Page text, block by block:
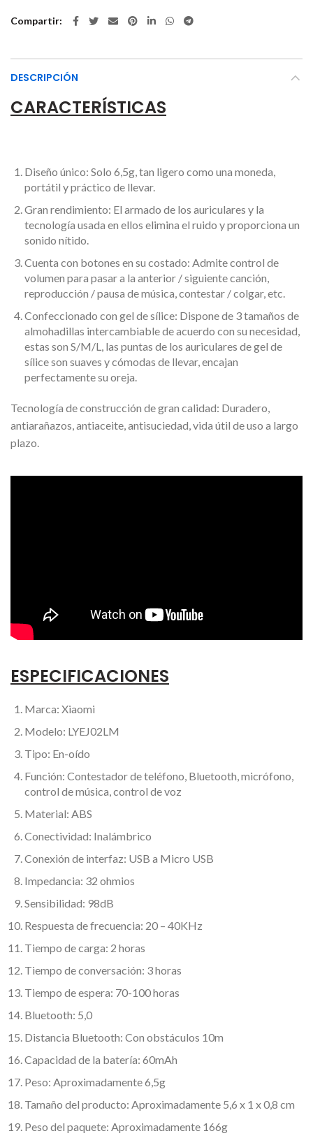
Compartir
DESCRIPCIÓN
CARACTERÍSTICAS
Diseño único: Solo 6,5g, tan ligero como una moneda,
portátil y práctico de llevar.
Gran rendimiento: El armado de los auriculares y la
tecnología usada en ellos elimina el ruido y proporciona un
sonido nítido.
Cuenta con botones en su costado: Admite control de
volumen para pasar a la anterior / siguiente canción,
reproducción / pausa de música, contestar / colgar, etc.
Confeccionado con gel de sílice: Dispone de 3 tamaños de
almohadillas intercambiable de acuerdo con su necesidad,
estas son S/M/L, las puntas de los auriculares de gel de
sílice son suaves y cómodas de llevar, encajan
perfectamente su oreja.
Tecnología de construcción de gran calidad: Duradero,
antiarañazos, antiaceite, antisuciedad, vida útil de uso a largo
plazo.
ESPECIFICACIONES
Marca: Xiaomi
Modelo: LYEJ02LM
Tipo: En-oído
Función: Contestador de teléfono, Bluetooth, micrófono,
control de música, control de voz
Material: ABS
Conectividad: Inalámbrico
Conexión de interfaz: USB a Micro USB
Impedancia: 32 ohmios
Sensibilidad: 98dB
Respuesta de frecuencia: 20 – 40KHz
Tiempo de carga: 2 horas
Tiempo de conversación: 3 horas
Tiempo de espera: 70-100 horas
Bluetooth: 5,0
Distancia Bluetooth: Con obstáculos 10m
Capacidad de la batería: 60mAh
Peso: Aproximadamente 6,5g
Tamaño del producto: Aproximadamente 5,6 x 1 x 0,8 cm
Peso del paquete: Aproximadamente 166g